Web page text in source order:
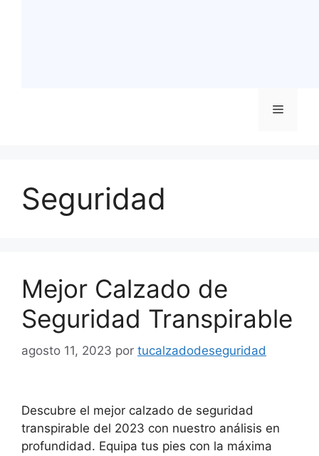
Menú
Seguridad
Mejor Calzado de
Seguridad Transpirable
agosto 11, 2023 por tucalzadodeseguridad
Descubre el mejor calzado de seguridad
transpirable del 2023 con nuestro análisis en
profundidad. Equipa tus pies con la máxima